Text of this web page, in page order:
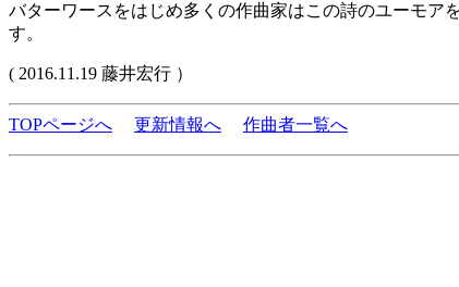
バターワースをはじめ多くの作曲家はこの詩のユーモア
す。
( 2016.11.19 藤井宏行 ）
TOPページへ 更新情報へ 作曲者一覧へ